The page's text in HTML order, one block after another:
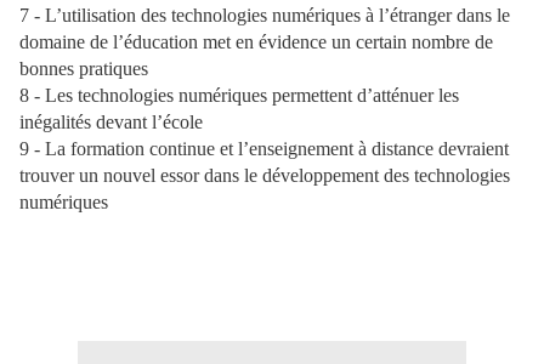
7 - L’utilisation des technologies numériques à l’étranger dans le
domaine de l’éducation met en évidence un certain nombre de
bonnes pratiques
8 - Les technologies numériques permettent d’atténuer les
inégalités devant l’école
9 - La formation continue et l’enseignement à distance devraient
trouver un nouvel essor dans le développement des technologies
numériques